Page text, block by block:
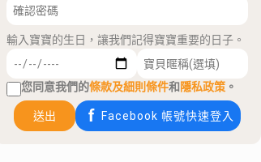
輸入寶寶的生日，讓我們記得寶寶重要的日子。
您同意我們的條款及細則條件和隱私政策 。
送出 Facebook 帳號快速登入